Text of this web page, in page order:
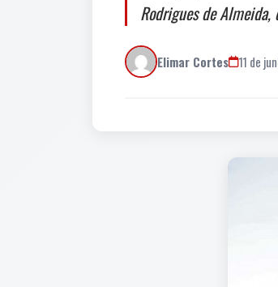
Rodrigues de
Elimar Cortes 11 de